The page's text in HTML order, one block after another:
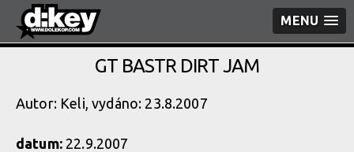
MENU
GT BASTR DIRT JAM
Autor: Keli, vydáno: 23.8.2007
datum:22.9.2007